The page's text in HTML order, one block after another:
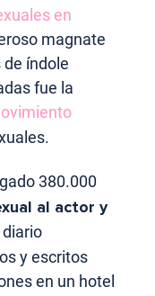
en
magnate
índole
fue la
380.000
al actor y
diario
y escritos
en un hotel